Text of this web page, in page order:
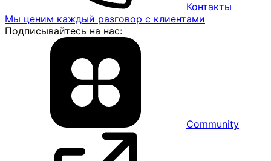
Контакты
Мы ценим каждый разговор с клиентами
Подписывайтесь на нас:
Community